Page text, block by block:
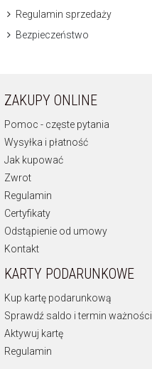
Regulamin sprzedaży
Bezpieczeństwo
ZAKUPY ONLINE
Pomoc - częste pytania
Wysyłka i płatność
Jak kupować
Zwrot
Regulamin
Certyfikaty
Odstąpienie od umowy
Kontakt
KARTY PODARUNKOWE
Kup kartę podarunkową
Sprawdź saldo i termin ważności
Aktywuj kartę
Regulamin